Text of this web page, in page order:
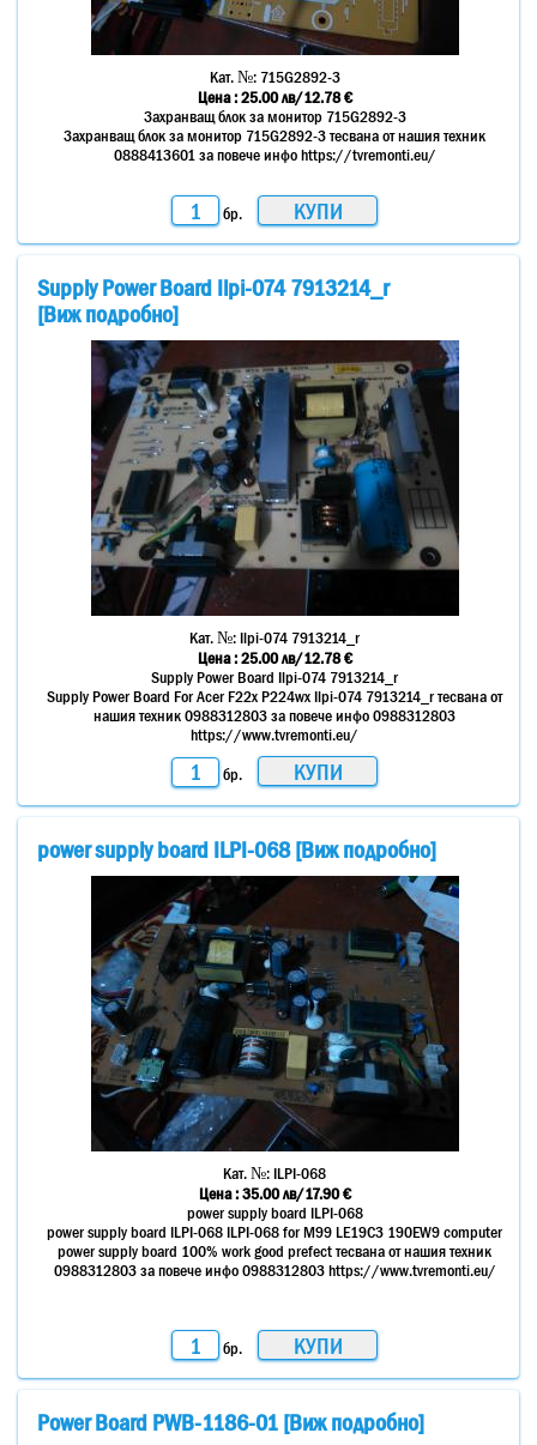
Кат. №: 715G2892-3
Цена :25.00 лв/12.78 €
Захранващ блок за монитор 715G2892-3
Захранващ блок за монитор 715G2892-3 тесвана от нашия техник
0888413601 за повече инфо https://tvremonti.eu/
бр.
Supply Power Board Ilpi-074 7913214_r
[Виж подробно]
Кат. №:Ilpi-074 7913214_r
Цена :25.00лв/12.78 €
Supply Power Board Ilpi-074 7913214_r
Supply Power Board For Acer F22x P224wx Ilpi-074 7913214_r тесвана от
нашия техник 0988312803 за повече инфо 0988312803
https://www.tvremonti.eu/
бр.
power supply board ILPI-068 [Виж подробно]
Кат. №:ILPI-068
Цена :35.00 лв/17.90 €
power supply board ILPI-068
power supply board ILPI-068 ILPI-068 for M99 LE19C3 190EW9 computer
power supply board 100% work good prefect тесвана от нашия техник
0988312803 за повече инфо 0988312803 https://www.tvremonti.eu/
бр.
Power Board PWB-1186-01 [Виж подробно]